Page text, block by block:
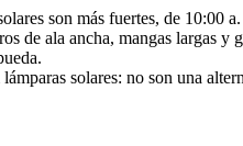
son más fuertes, de 10:00
de ala ancha, mangas largas
solares: no son una